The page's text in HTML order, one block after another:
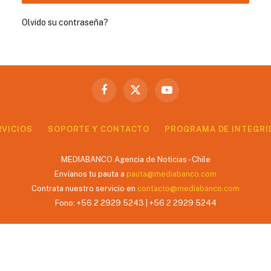
Olvido su contraseña?
Facebook
X
YouTube
SOPORTE Y CONTACTO PROGRAMA DE
MEDIABANCO Agencia de Noticias - Chile
Envíanos tu pauta a pauta@mediabanco.com
Contrata nuestro servicio en contacto@mediabanco.com
Fono: +56 2 2929 5243 | +56 2 2929 5244